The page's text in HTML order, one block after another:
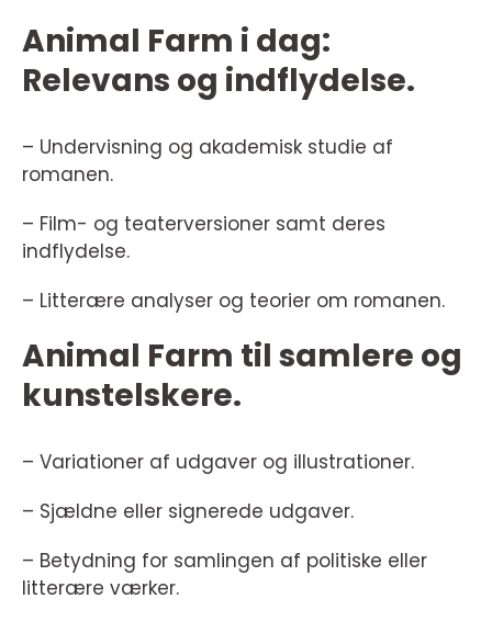
Animal Farm i dag:
Relevans og indflydelse.
– Undervisning og akademisk studie af
romanen.
– Film- og teaterversioner samt deres
indflydelse.
– Litterære analyser og teorier om romanen.
Animal Farm til samlere og
kunstelskere.
– Variationer af udgaver og illustrationer.
– Sjældne eller signerede udgaver.
– Betydning for samlingen af politiske eller
litterære værker.